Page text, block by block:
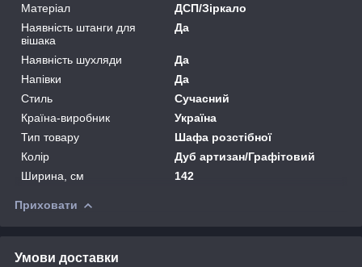
Матеріал
ДСП/Зіркало
Наявність штанги для
вішака
Да
Наявність шухляди
Да
Напівки
Да
Стиль
Сучасний
Країна-виробник
Україна
Тип товару
Шафа розстібної
Колір
Дуб артизан/Графітовий
Ширина, см
142
Приховати
Умови доставки